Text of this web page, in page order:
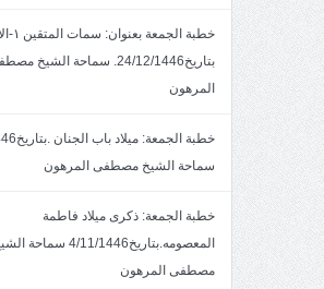
خطبة
بتاريخ24/12/1446. سماحة الشيخ
المرهون
سماحة الشيخ مصطفى المرهون
خطبة الجمعة: ذكرى ميلاد فاطمة
المعصومه.بتاريخ4/11/1446 سماحة
مصطفى المرهون